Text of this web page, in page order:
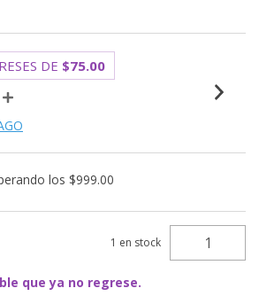
DE $75.00
los$999.00
1 en stock
que ya no regrese.